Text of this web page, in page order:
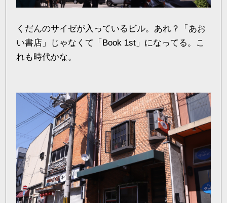
くだんのサイゼが入っているビル。あれ？「あお
い書店」じゃなくて「Book 1st」になってる。こ
れも時代かな。